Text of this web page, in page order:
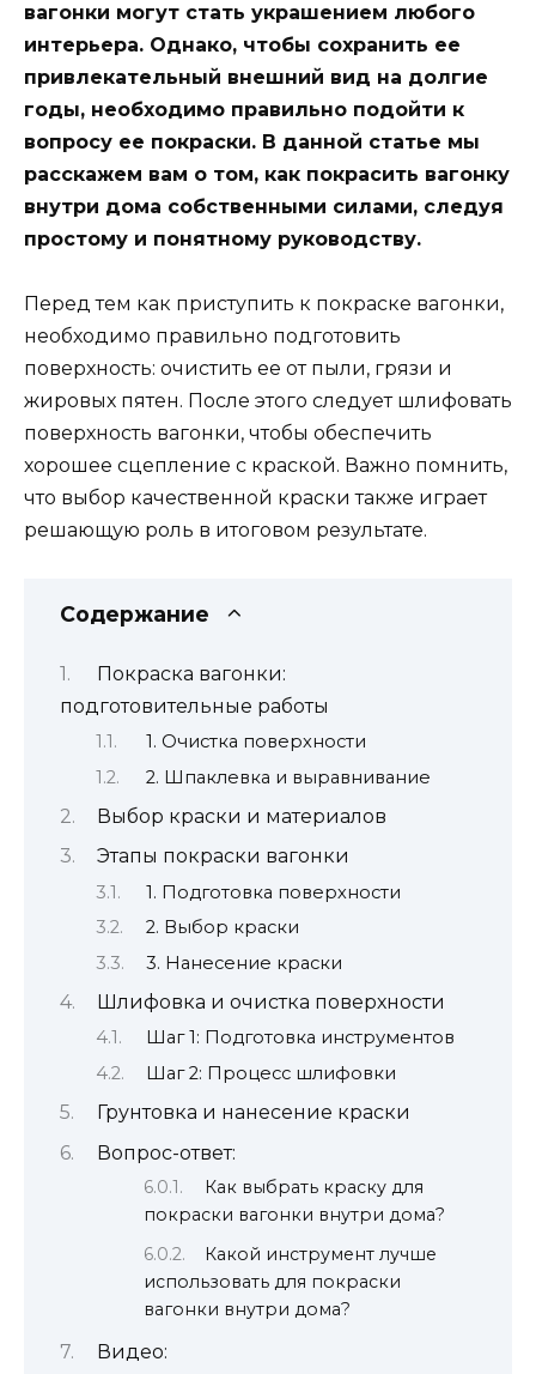
вагонки могут стать украшением любого
интерьера. Однако, чтобы сохранить ее
привлекательный внешний вид на долгие
годы, необходимо правильно подойти к
вопросу ее покраски. В данной статье мы
расскажем вам о том, как покрасить вагонку
внутри дома собственными силами, следуя
простому и понятному руководству.
Перед тем как приступить к покраске вагонки,
необходимо правильно подготовить
поверхность: очистить ее от пыли, грязи и
жировых пятен. После этого следует шлифовать
поверхность вагонки, чтобы обеспечить
хорошее сцепление с краской. Важно помнить,
что выбор качественной краски также играет
решающую роль в итоговом результате.
Содержание
Покраска вагонки:
подготовительные работы
1. Очистка поверхности
2. Шпаклевка и выравнивание
Выбор краски и материалов
Этапы покраски вагонки
1. Подготовка поверхности
2. Выбор краски
3. Нанесение краски
Шлифовка и очистка поверхности
Шаг 1: Подготовка инструментов
Шаг 2: Процесс шлифовки
Грунтовка и нанесение краски
Вопрос-ответ:
Как выбрать краску для
покраски вагонки внутри дома?
Какой инструмент лучше
использовать для покраски
вагонки внутри дома?
Видео: